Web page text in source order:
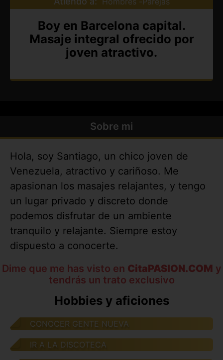
Boy en Barcelona capital.
Masaje integral ofrecido por
joven atractivo.
Sobre mi
Hola, soy Santiago, un chico joven de
Venezuela, atractivo y cariñoso. Me
apasionan los masajes relajantes, y tengo
un lugar privado y discreto donde
podemos disfrutar de un ambiente
tranquilo y relajante. Siempre estoy
dispuesto a conocerte.
Dime que me has visto en CitaPASION.COM y
tendrás un trato exclusivo
Hobbies y aficiones
CONOCER GENTE NUEVA
IR A LA DISCOTECA